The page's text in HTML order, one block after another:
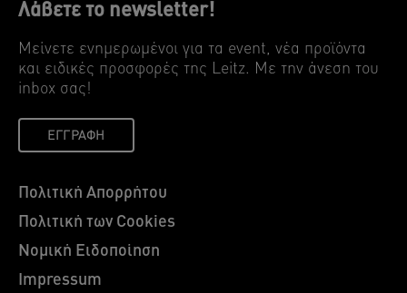
Λάβετε το newsletter!
Μείνετε ενημερωμένοι για τα event, νέα προϊόντα
και ειδικές προσφορές της Leitz. Mε την άνεση του
inbox σας!
ΕΓΓΡΑΦΉ
Πολιτική Απορρήτου
Πολιτική των Cookies
Νομική Ειδοποίηση
Impressum